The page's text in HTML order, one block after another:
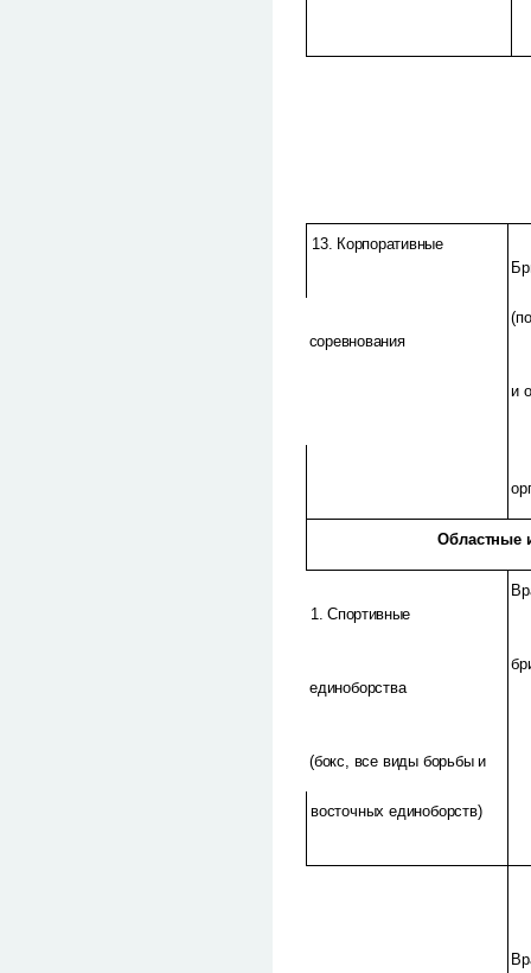
13. Корпоративные
соревнования
и
Областные
1. Спортивные
единоборства
(бокс, все виды борьбы и
восточных единоборств)